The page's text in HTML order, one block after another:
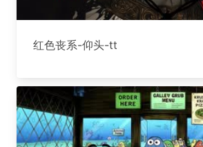
红色丧系-仰头-tt